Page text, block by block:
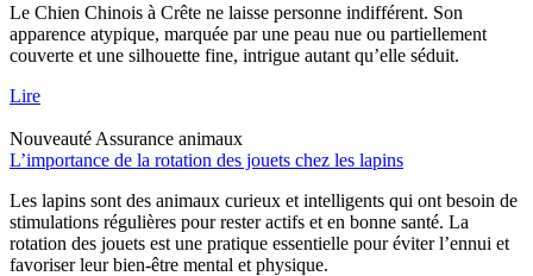
Le Chien Chinois à Crête ne laisse personne indifférent. Son
apparence atypique, marquée par une peau nue ou partiellement
couverte et une silhouette fine, intrigue autant qu’elle séduit.
Lire
Nouveauté Assurance animaux
L’importance de la rotation des jouets chez les lapins
Les lapins sont des animaux curieux et intelligents qui ont besoin de
stimulations régulières pour rester actifs et en bonne santé. La
rotation des jouets est une pratique essentielle pour éviter l’ennui et
favoriser leur bien-être mental et physique.